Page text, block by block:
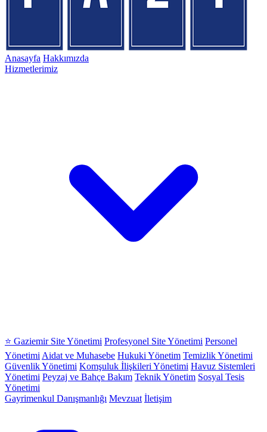
Anasayfa Hakkımızda
Hizmetlerimiz
⭐ Gaziemir Site Yönetimi Profesyonel Site Yönetimi Personel
Yönetimi Aidat ve Muhasebe Hukuki Yönetim Temizlik Yönetimi
Güvenlik Yönetimi Komşuluk İlişkileri Yönetimi Havuz Sistemleri
Yönetimi Peyzaj ve Bahçe Bakım Teknik Yönetim Sosyal Tesis
Yönetimi
Gayrimenkul Danışmanlığı Mevzuat İletişim